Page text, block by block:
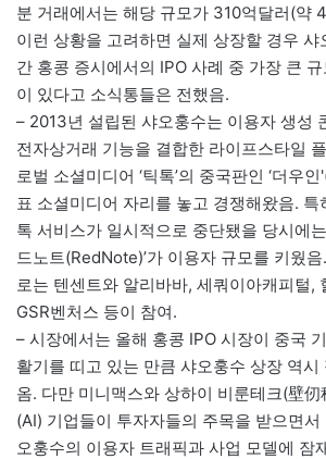
분 거래에서는 해당 규모가 310억달러(약
이런 상황을 고려하면 실제 상장할 경우 샤
간 홍콩 증시에서의 IPO 사례 중 가장 큰
이 있다고 소식통들은 전했음.
– 2013년 설립된 샤오훙수는 이용자 생성
전자상거래 기능을 결합한 라이프스타일
로벌 소셜미디어 ‘틱톡’의 중국판인 ‘더우
표 소셜미디어 자리를 놓고 경쟁해왔음. 특
톡 서비스가 일시적으로 중단됐을 당시에
드노트(RedNote)’가 이용자 규모를 키웠
로는 텐센트와 알리바바, 세쿼이아캐피털,
GSR벤처스 등이 참여.
– 시장에서는 올해 홍콩 IPO 시장이 중국
활기를 띠고 있는 만큼 샤오훙수 상장 역
옴. 다만 미니맥스와 상하이 비룬테크(壁
(AI) 기업들이 투자자들의 주목을 받으면
오훙수의 이용자 트래픽과 사업 모델에 잠